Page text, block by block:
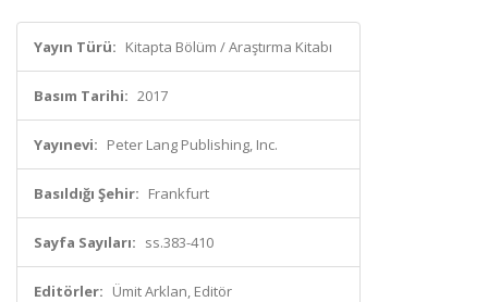
Yayın Türü: Kitapta Bölüm / Araştırma Kitabı
Basım Tarihi: 2017
Yayınevi: Peter Lang Publishing, Inc.
Basıldığı Şehir: Frankfurt
Sayfa Sayıları: ss.383-410
Editörler: Ümit Arklan, Editör